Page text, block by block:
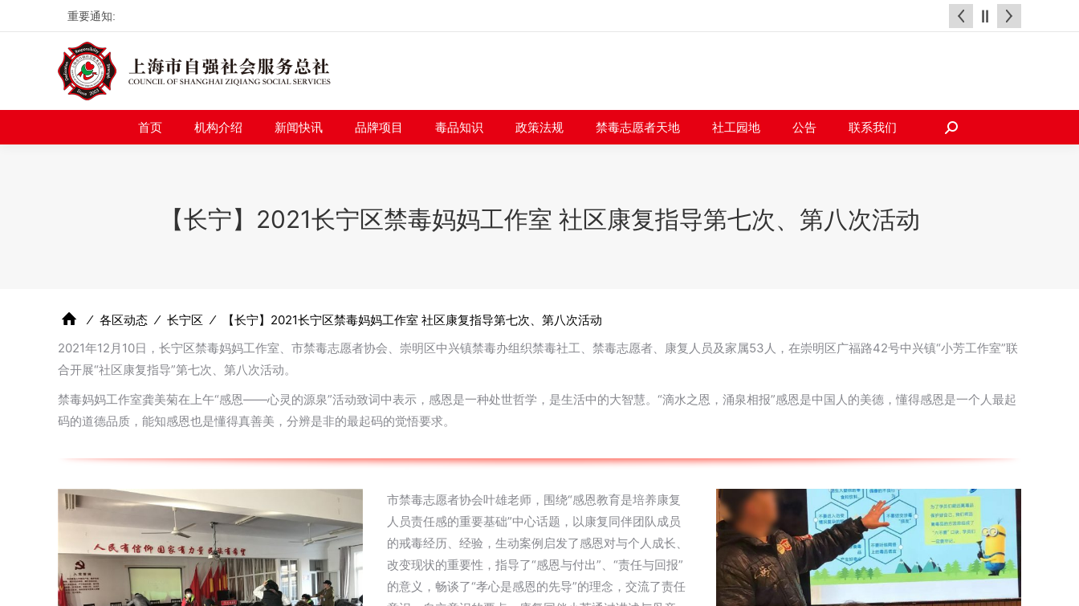
重要通知:
首页 机构介绍 新闻快讯 品牌项目 毒品知识 政策法规 禁毒志愿者天地 社工园地 公告 联系我们
搜
【长宁】2021长宁区禁毒妈妈工作室 社区康复指导第七次、第八次活动
⁄ 各区动态 ⁄ 长宁区 ⁄
【长宁】2021长宁区禁毒妈妈工作室 社区康复指导第七次、第八次活动
2021年12月10日，长宁区禁毒妈妈工作室、市禁毒志愿者协会、崇明区中兴镇禁毒办组织禁毒社工、禁毒志愿者、康复人员及家属53人，在崇明区广福路42号中兴镇“小芳工作室”联
合开展“社区康复指导”第七次、第八次活动。
禁毒妈妈工作室龚美菊在上午“感恩——心灵的源泉”活动致词中表示，感恩是一种处世哲学，是生活中的大智慧。“滴水之恩，涌泉相报”感恩是中国人的美德，懂得感恩是一个人最起
码的道德品质，能知感恩也是懂得真善美，分辨是非的最起码的觉悟要求。
市禁毒志愿者协会叶雄老师，围绕“感恩教育是培养康复
人员责任感的重要基础”中心话题，以康复同伴团队成员
的戒毒经历、经验，生动案例启发了感恩对与个人成长、
改变现状的重要性，指导了“感恩与付出”、“责任与回报”
的意义，畅谈了“孝心是感恩的先导”的理念，交流了责任
首页 机构介绍 新闻快讯 品牌项目 毒品知识 政策法规 禁毒志愿者天地 社工园地 公告 联系我们
搜